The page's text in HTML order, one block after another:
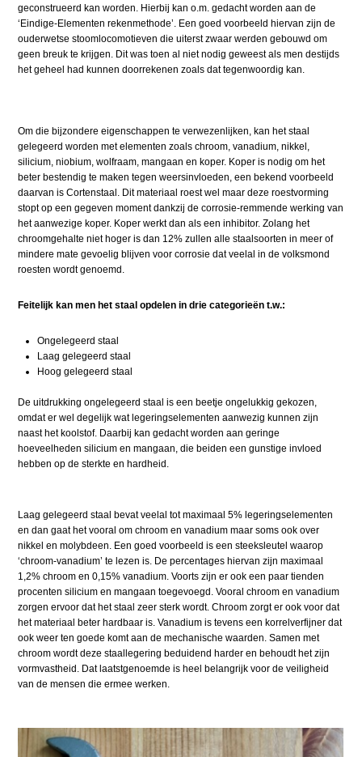
geconstrueerd kan worden. Hierbij kan o.m. gedacht worden aan de
‘Eindige-Elementen rekenmethode’. Een goed voorbeeld hiervan zijn de
ouderwetse stoomlocomotieven die uiterst zwaar werden gebouwd om
geen breuk te krijgen. Dit was toen al niet nodig geweest als men destijds
het geheel had kunnen doorrekenen zoals dat tegenwoordig kan.
Om die bijzondere eigenschappen te verwezenlijken, kan het staal
gelegeerd worden met elementen zoals chroom, vanadium, nikkel,
silicium, niobium, wolfraam, mangaan en koper. Koper is nodig om het
beter bestendig te maken tegen weersinvloeden, een bekend voorbeeld
daarvan is Cortenstaal. Dit materiaal roest wel maar deze roestvorming
stopt op een gegeven moment dankzij de corrosie-remmende werking van
het aanwezige koper. Koper werkt dan als een inhibitor. Zolang het
chroomgehalte niet hoger is dan 12% zullen alle staalsoorten in meer of
mindere mate gevoelig blijven voor corrosie dat veelal in de volksmond
roesten wordt genoemd.
Feitelijk kan men het staal opdelen in drie categorieën t.w.:
Ongelegeerd staal
Laag gelegeerd staal
Hoog gelegeerd staal
De uitdrukking ongelegeerd staal is een beetje ongelukkig gekozen,
omdat er wel degelijk wat legeringselementen aanwezig kunnen zijn
naast het koolstof. Daarbij kan gedacht worden aan geringe
hoeveelheden silicium en mangaan, die beiden een gunstige invloed
hebben op de sterkte en hardheid.
Laag gelegeerd staal bevat veelal tot maximaal 5% legeringselementen
en dan gaat het vooral om chroom en vanadium maar soms ook over
nikkel en molybdeen. Een goed voorbeeld is een steeksleutel waarop
‘chroom-vanadium’ te lezen is. De percentages hiervan zijn maximaal
1,2% chroom en 0,15% vanadium. Voorts zijn er ook een paar tienden
procenten silicium en mangaan toegevoegd. Vooral chroom en vanadium
zorgen ervoor dat het staal zeer sterk wordt. Chroom zorgt er ook voor dat
het materiaal beter hardbaar is. Vanadium is tevens een korrelverfijner dat
ook weer ten goede komt aan de mechanische waarden. Samen met
chroom wordt deze staallegering beduidend harder en behoudt het zijn
vormvastheid. Dat laatstgenoemde is heel belangrijk voor de veiligheid
van de mensen die ermee werken.